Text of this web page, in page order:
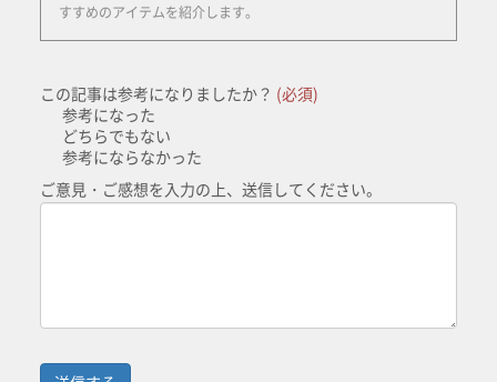
すすめのアイテムを紹介します。
この記事は参考になりましたか？ (必須)
参考になった
どちらでもない
参考にならなかった
ご意見・ご感想を入力の上、送信してください。